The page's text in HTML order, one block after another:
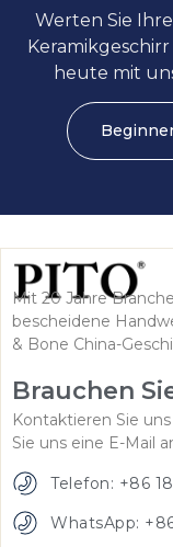
Werten Sie
heute mit
Mit 20 Jahre
bescheidene
& Bone China-
Brauchen
Kontaktieren Sie
Sie uns eine E-Mail
Telefon: +86
WhatsApp: